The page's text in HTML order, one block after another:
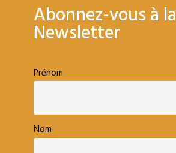
Abonnez-vous à la
Newsletter
Prénom
Nom